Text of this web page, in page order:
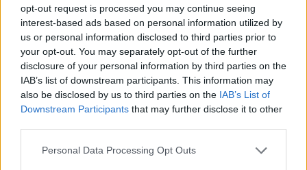
opt-out request is processed you may continue seeing
interest-based ads based on personal information utilized by
us or personal information disclosed to third parties prior to
your opt-out. You may separately opt-out of the further
disclosure of your personal information by third parties on the
IAB’s list of downstream participants. This information may
also be disclosed by us to third parties on the IAB’s List of
Downstream Participants that may further disclose it to other
Personal Data Processing Opt Outs
DESERTI
krēms ar ogu ķīseli–
uzņēmējas Vijas Kilblokas recepte
GURĶU LAIKS